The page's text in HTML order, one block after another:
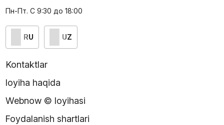
Пн-Пт. С 9:30 до 18:00
RU UZ
Kontaktlar
loyiha haqida
Webnow © loyihasi
Foydalanish shartlari